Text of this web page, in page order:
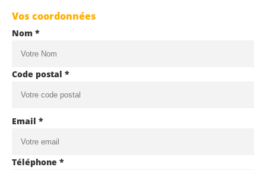
Vos coordonnées
Nom *
Code postal *
Email *
Téléphone *